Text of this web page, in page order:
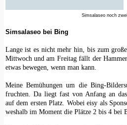
Simsalaseo noch
Simsalaseo bei Bing
Lange ist es nicht mehr hin, bis zum
Mittwoch und am Freitag fällt der
etwas bewegen, wenn man kann.
Meine Bemühungen um die Bing-
fruchten. Da liegt fast von Anfang an
auf dem ersten Platz. Wobei eisy als
weshalb im Moment die Plätze 2 bis 4 bei